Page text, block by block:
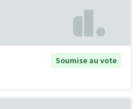
Soumise au vote